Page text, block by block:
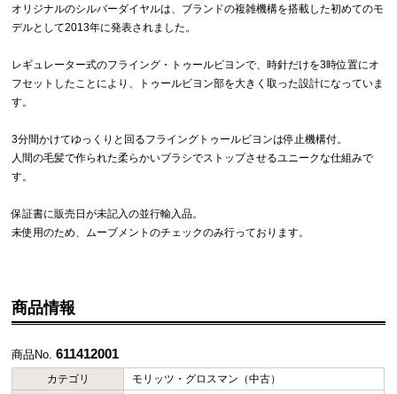
オリジナルのシルバーダイヤルは、ブランドの複雑機構を搭載した初めてのモ
デルとして2013年に発表されました。
レギュレーター式のフライング・トゥールビヨンで、時針だけを3時位置にオ
フセットしたことにより、トゥールビヨン部を大きく取った設計になっていま
す。
3分間かけてゆっくりと回るフライングトゥールビヨンは停止機構付。
人間の毛髪で作られた柔らかいブラシでストップさせるユニークな仕組みで
す。
保証書に販売日が未記入の並行輸入品。
未使用のため、ムーブメントのチェックのみ行っております。
商品情報
商品No.611412001
カテゴリ
モリッツ・グロスマン（中古）